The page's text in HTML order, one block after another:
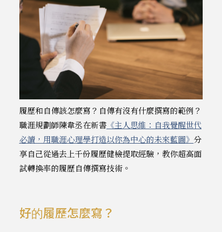
履歷和自傳該怎麼寫？自傳有沒有什麼撰寫的範例？
職涯規劃師陳韋丞在新書《主人思維：自我覺醒世代
必讀，用職涯心理學打造以你為中心的未來藍圖》 分
享自己從過去上千份履歷健檢提取經驗，教你超高面
試轉換率的履歷自傳撰寫技術。
好的履歷怎麼寫？